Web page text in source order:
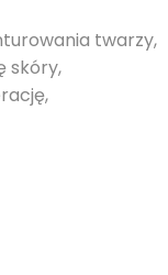
twarzy,
skóry,